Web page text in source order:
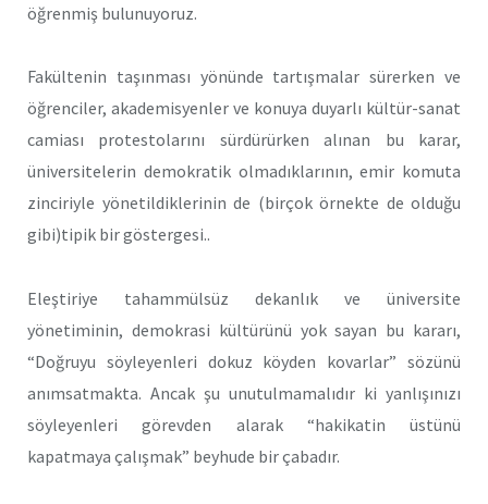
öğrenmiş bulunuyoruz.
Fakültenin taşınması yönünde tartışmalar sürerken ve
öğrenciler, akademisyenler ve konuya duyarlı kültür-sanat
camiası protestolarını sürdürürken alınan bu karar,
üniversitelerin demokratik olmadıklarının, emir komuta
zinciriyle yönetildiklerinin de (birçok örnekte de olduğu
gibi)tipik bir göstergesi..
Eleştiriye tahammülsüz dekanlık ve üniversite
yönetiminin, demokrasi kültürünü yok sayan bu kararı,
“Doğruyu söyleyenleri dokuz köyden kovarlar” sözünü
anımsatmakta. Ancak şu unutulmamalıdır ki yanlışınızı
söyleyenleri görevden alarak “hakikatin üstünü
kapatmaya çalışmak” beyhude bir çabadır.